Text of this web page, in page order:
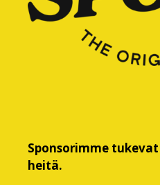
Sponsorimme
heitä.